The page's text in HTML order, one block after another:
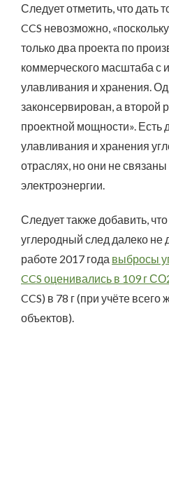
Следует отметить, что дать
CCS невозможно,
только два проекта по
коммерческого масштаба с
улавливания и хранения.
законсервирован, а второй
проектной мощности». Есть
улавливания и хранения
отраслях, но они не
электроэнергии.
Следует также добавить,
углеродный след далеко не
работе 2017 года выбросы
CCS оценивались в 109 г
CCS) в 78 г (при учёте всего
объектов).